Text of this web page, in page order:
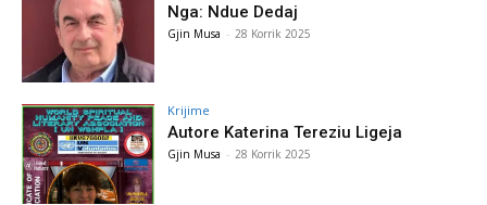
Nga: Ndue Dedaj
Gjin Musa - 28 Korrik 2025
Krijime
Autore Katerina Tereziu Ligeja
Gjin Musa - 28 Korrik 2025